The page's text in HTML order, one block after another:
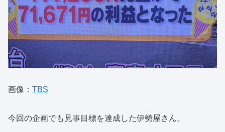
画像： TBS
今回の企画でも見事目標を達成した伊勢屋さん。